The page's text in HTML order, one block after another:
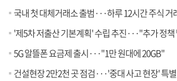
국내 첫 대체거래소 출범···하루 12시간 주식 거
'제5차 저출산 기본계획' 수립 추진···"추가 정책 발굴
5G 알뜰폰 요금제 출시···"1만 원대에 20GB"
건설현장 2만2천 곳 점검···'중대 사고 현장' 특